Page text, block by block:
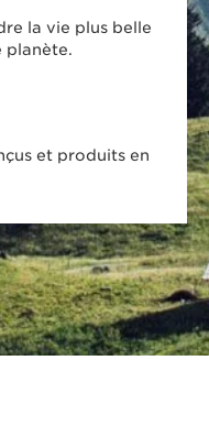
la vie plus belle
planète.
et produits en